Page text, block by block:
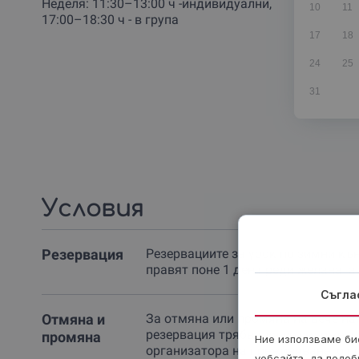
Неделя: 11:30–13:00 ч -индивидуални,
17:00–18:30 ч - в група
10 11
17 18
24 25
31
Условия
Резервация
Резервациите за урок по зимни
правят поне 1 ден преди желаната
Отмяна и
промяна
За отмяна или промяна на вече
резервация трябва да се свържеш
организатора на преживяването
Ние използваме